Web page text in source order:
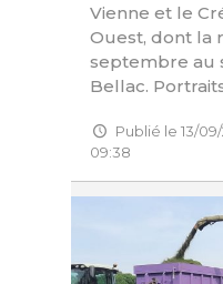
Vienne et le
Ouest, dont la
septembre au
Bellac.
Publié le 13/09/
09:38